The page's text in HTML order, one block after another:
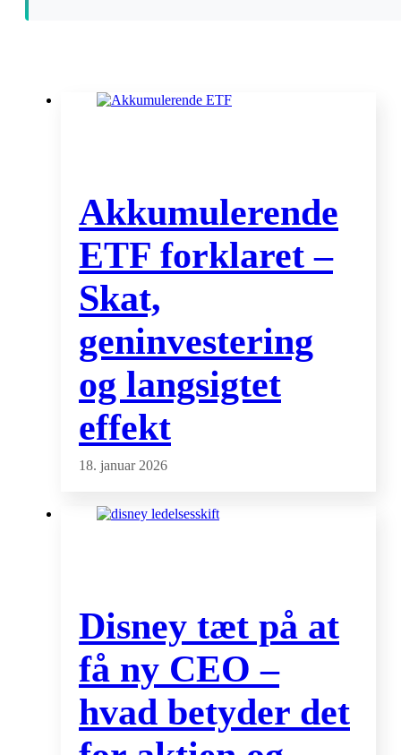
Akkumulerende
ETF forklaret –
Skat,
geninvestering
og langsigtet
effekt
18. januar 2026
Disney tæt på at
få ny CEO –
hvad betyder det